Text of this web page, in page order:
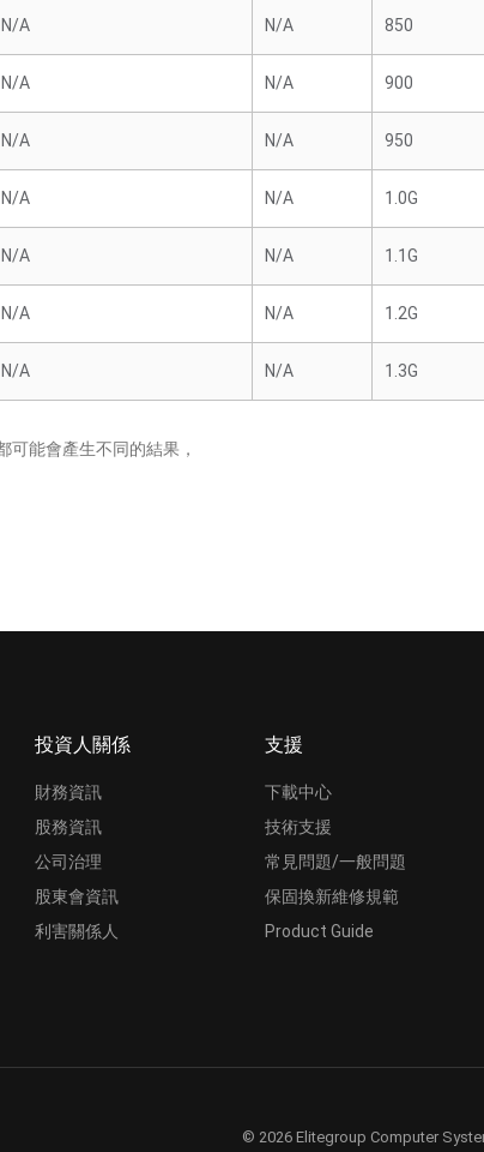
N/A N/A 850
N/A N/A 900
N/A N/A 950
N/A N/A 1.0G
N/A N/A 1.1G
N/A N/A 1.2G
N/A N/A 1.3G
可能會產生不同的結果，
投資人關係
財務資訊
股務資訊
公司治理
股東會資訊
利害關係人
支援
下載中心
技術支援
常見問題/一般問題
保固換新維修規範
Product Guide
© 2026 Elitegroup Computer